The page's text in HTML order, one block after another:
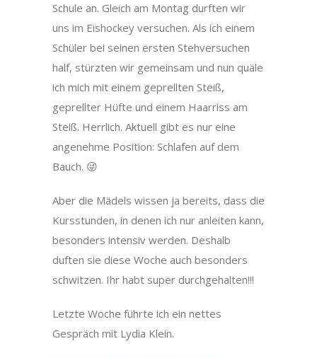
Schule an. Gleich am Montag durften wir
uns im Eishockey versuchen. Als ich einem
Schüler bei seinen ersten Stehversuchen
half, stürzten wir gemeinsam und nun quäle
ich mich mit einem geprellten Steiß,
geprellter Hüfte und einem Haarriss am
Steiß. Herrlich. Aktuell gibt es nur eine
angenehme Position: Schlafen auf dem
Bauch. 😜
Aber die Mädels wissen ja bereits, dass die
Kursstunden, in denen ich nur anleiten kann,
besonders intensiv werden. Deshalb
duften sie diese Woche auch besonders
schwitzen. Ihr habt super durchgehalten!!!
Letzte Woche führte ich ein nettes
Gespräch mit Lydia Klein.